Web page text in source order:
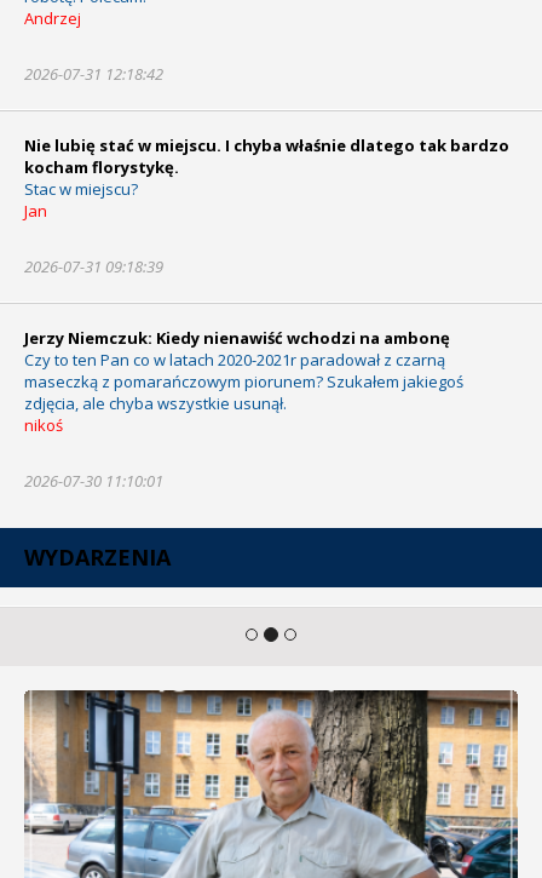
Andrzej
2026-07-31 12:18:42
Nie lubię stać w miejscu. I chyba właśnie dlatego tak bardzo
kocham florystykę.
Stac w miejscu?
Jan
2026-07-31 09:18:39
Jerzy Niemczuk: Kiedy nienawiść wchodzi na ambonę
Czy to ten Pan co w latach 2020-2021r paradował z czarną
maseczką z pomarańczowym piorunem? Szukałem jakiegoś
zdjęcia, ale chyba wszystkie usunął.
nikoś
2026-07-30 11:10:01
WYDARZENIA